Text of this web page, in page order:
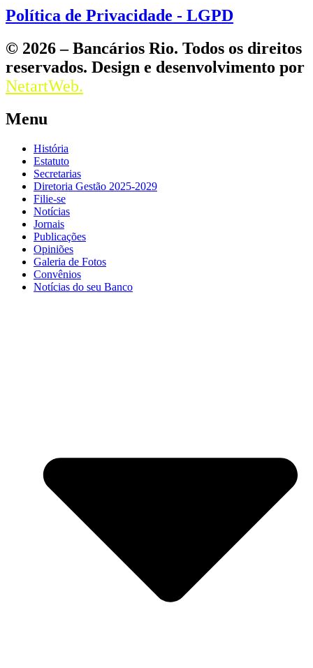
Política de Privacidade - LGPD
© 2026 – Bancários Rio. Todos os direitos
reservados. Design e desenvolvimento por
NetartWeb.
Menu
História
Estatuto
Secretarias
Diretoria Gestão 2025-2029
Filie-se
Notícias
Jornais
Publicações
Opiniões
Galeria de Fotos
Convênios
Notícias do seu Banco